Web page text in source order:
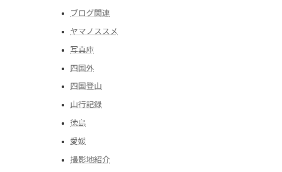
ブログ関連
ヤマノススメ
写真庫
四国外
四国登山
山行記録
徳島
愛媛
撮影地紹介